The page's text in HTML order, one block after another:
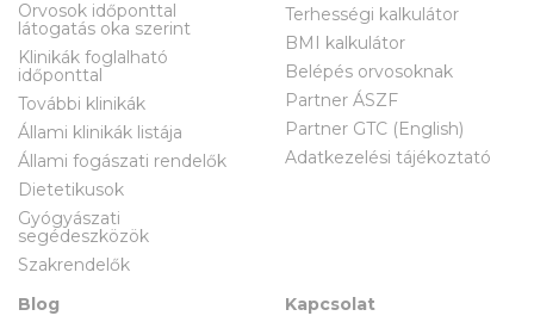
Orvosok időponttal
látogatás oka szerint
Klinikák foglalható
időponttal
További klinikák
Állami klinikák listája
Állami fogászati rendelők
Dietetikusok
Gyógyászati
segédeszközök
Szakrendelők
Terhességi kalkulátor
BMI kalkulátor
Belépés orvosoknak
Partner ÁSZF
Partner GTC (English)
Adatkezelési tájékoztató
Blog
Kapcsolat